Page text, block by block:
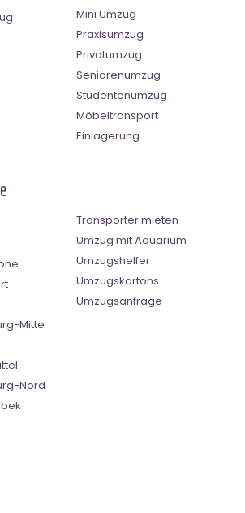
Mini Umzug
Praxisumzug
Privatumzug
Seniorenumzug
Studentenumzug
Möbeltransport
Einlagerung
Mitte
Nord
Transporter mieten
Umzug mit Aquarium
Umzugshelfer
Umzugskartons
Umzugsanfrage